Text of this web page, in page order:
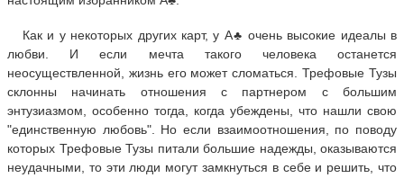
Как и у некоторых других карт, у А♣ очень высокие идеалы в
любви. И если мечта такого человека останется
неосуществленной, жизнь его может сломаться. Трефовые Тузы
склонны начинать отношения с партнером с большим
энтузиазмом, особенно тогда, когда убеждены, что нашли свою
"единственную любовь". Но если взаимоотношения, по поводу
которых Трефовые Тузы питали большие надежды, оказываются
неудачными, то эти люди могут замкнуться в себе и решить, что